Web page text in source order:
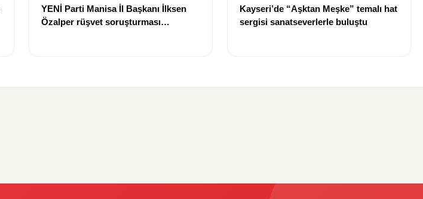
YENİ Parti Manisa İl Başkanı İlksen
Özalper rüşvet soruşturması
Kayseri’de “Aşktan Meşke” temalı hat
sergisi sanatseverlerle buluştu